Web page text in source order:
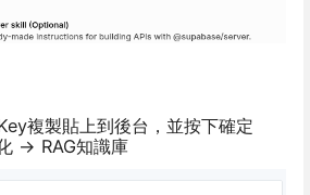
複製貼上到後台，並按下確定
-> RAG知識庫